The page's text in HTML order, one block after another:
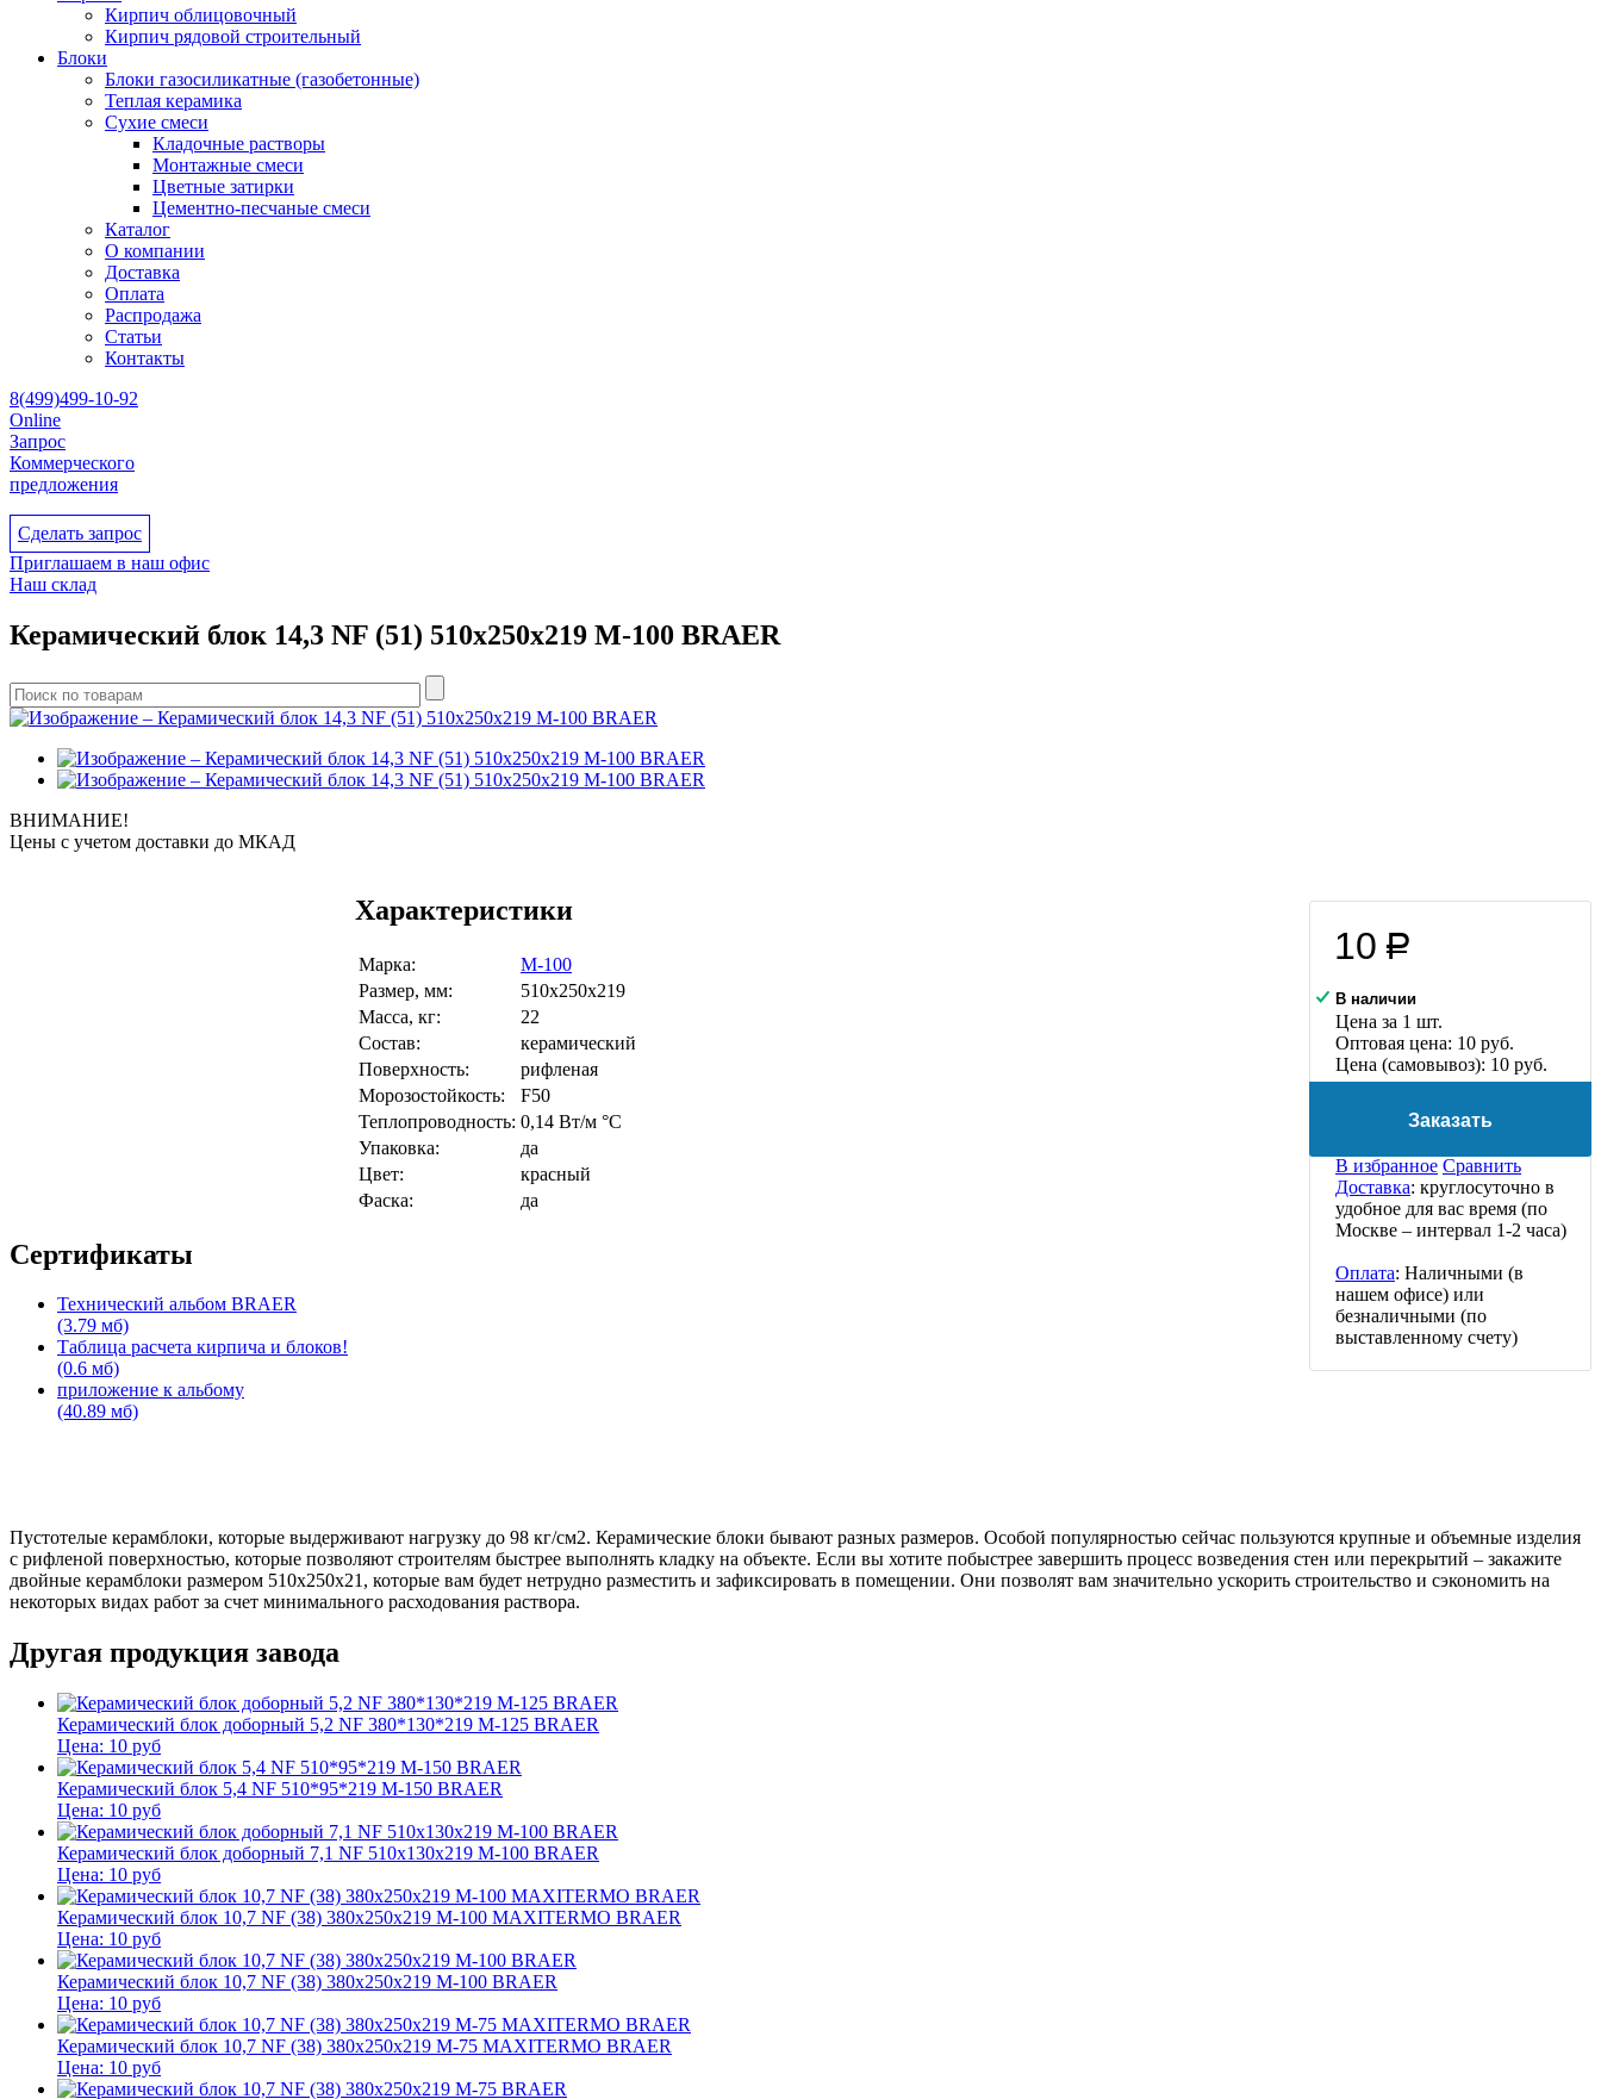
Кирпич облицовочный
Кирпич рядовой строительный
Блоки
Блоки газосиликатные (газобетонные)
Теплая керамика
Сухие смеси
Кладочные растворы
Монтажные смеси
Цветные затирки
Цементно-песчаные смеси
Каталог
О компании
Доставка
Оплата
Распродажа
Статьи
Контакты
8(499)499-10-92
Online
Запрос
Коммерческого
предложения
Сделать запрос
Приглашаем в наш офис
Наш склад
Керамический блок 14,3 NF (51) 510x250x219 М-100 BRAER
ВНИМАНИЕ!
Цены с учетом доcтавки до МКАД
10руб
В наличии
Цена за 1 шт.
Оптовая цена: 10 руб.
Цена (самовывоз): 10 руб.
Заказать
В избранное Сравнить
Доставка: круглосуточно в
удобное для вас время (по
Москве – интервал 1-2 часа)
Оплата: Наличными (в
нашем офисе) или
безналичными (по
выставленному счету)
Характеристики
Марка:
М-100
Размер, мм:
510x250x219
Масса, кг:
22
Состав:
керамический
Поверхность:
рифленая
Морозостойкость:
F50
Теплопроводность: 0,14 Вт/м °С
Упаковка:
да
Цвет:
красный
Фаска:
да
Сертификаты
Технический альбом BRAER
(3.79 мб)
Таблица расчета кирпича и блоков!
(0.6 мб)
приложение к альбому
(40.89 мб)
Пустотелые керамблоки, которые выдерживают нагрузку до 98 кг/см2. Керамические блоки бывают разных размеров. Особой популярностью сейчас пользуются крупные и объемные изделия
с рифленой поверхностью, которые позволяют строителям быстрее выполнять кладку на объекте. Если вы хотите побыстрее завершить процесс возведения стен или перекрытий – закажите
двойные керамблоки размером 510x250x21, которые вам будет нетрудно разместить и зафиксировать в помещении. Они позволят вам значительно ускорить строительство и сэкономить на
некоторых видах работ за счет минимального расходования раствора.
Другая продукция завода
Керамический блок доборный 5,2 NF 380*130*219 М-125 BRAER
Цена: 10 руб
Керамический блок 5,4 NF 510*95*219 М-150 BRAER
Цена: 10 руб
Керамический блок доборный 7,1 NF 510x130x219 М-100 BRAER
Цена: 10 руб
Керамический блок 10,7 NF (38) 380x250x219 М-100 MAXITERMO BRAER
Цена: 10 руб
Керамический блок 10,7 NF (38) 380x250x219 М-100 BRAER
Цена: 10 руб
Керамический блок 10,7 NF (38) 380x250x219 М-75 MAXITERMO BRAER
Цена: 10 руб